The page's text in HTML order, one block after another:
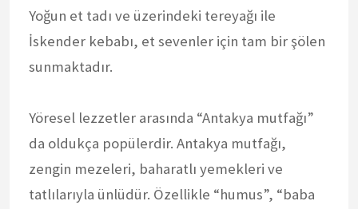
Yoğun et tadı ve üzerindeki tereyağı ile
İskender kebabı, et sevenler için tam bir şölen
sunmaktadır.
Yöresel lezzetler arasında “Antakya mutfağı”
da oldukça popülerdir. Antakya mutfağı,
zengin mezeleri, baharatlı yemekleri ve
tatlılarıyla ünlüdür. Özellikle “humus”, “baba